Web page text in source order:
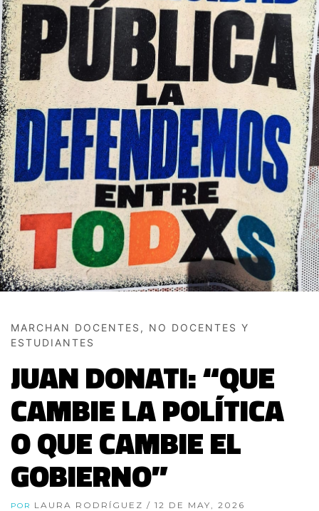
MARCHAN DOCENTES, NO DOCENTES Y
ESTUDIANTES
JUAN DONATI: “QUE
CAMBIE LA POLÍTICA
O QUE CAMBIE EL
GOBIERNO”
POR LAURA RODRÍGUEZ / 12 DE MAY, 2026